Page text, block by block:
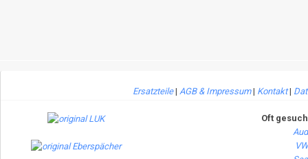
Ersatzteile| AGB & Impressum| Kontakt|
Oft